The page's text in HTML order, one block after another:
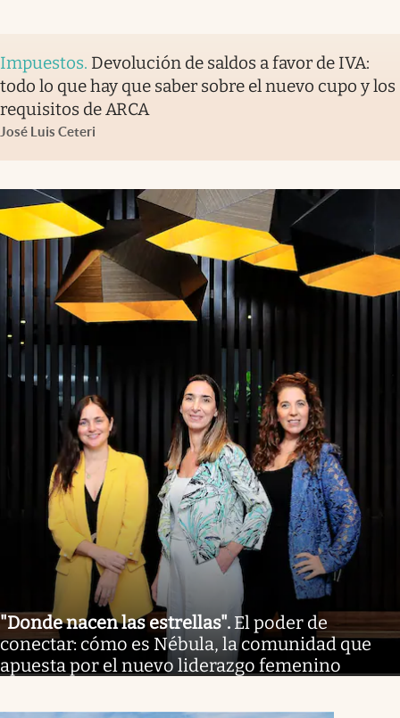
Impuestos. Devolución de saldos a favor de IVA:
todo lo que hay que saber sobre el nuevo cupo y los
requisitos de ARCA
José Luis Ceteri
"Donde nacen las estrellas". El poder de
conectar: cómo es Nébula, la comunidad que
apuesta por el nuevo liderazgo femenino